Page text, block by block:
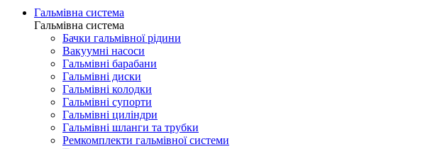
Гальмівна система
Гальмівна система
Бачки гальмівної рідини
Вакуумні насоси
Гальмівні барабани
Гальмівні диски
Гальмівні колодки
Гальмівні супорти
Гальмівні циліндри
Гальмівні шланги та трубки
Ремкомплекти гальмівної системи